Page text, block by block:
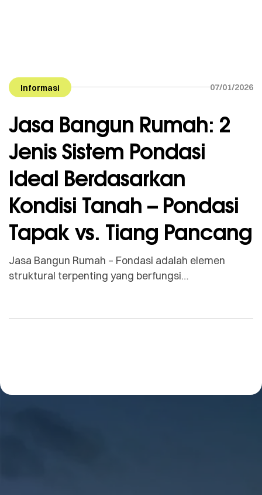
Informasi 07/01/2026
Jasa Bangun Rumah: 2
Jenis Sistem Pondasi
Ideal Berdasarkan
Kondisi Tanah – Pondasi
Tapak vs. Tiang Pancang
Jasa Bangun Rumah – Fondasi adalah elemen
struktural terpenting yang berfungsi
yang salah, tidak sesuai dengan kondisi tanah di
investigasi […]